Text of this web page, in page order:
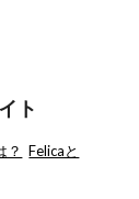
ト
？ Felicaと